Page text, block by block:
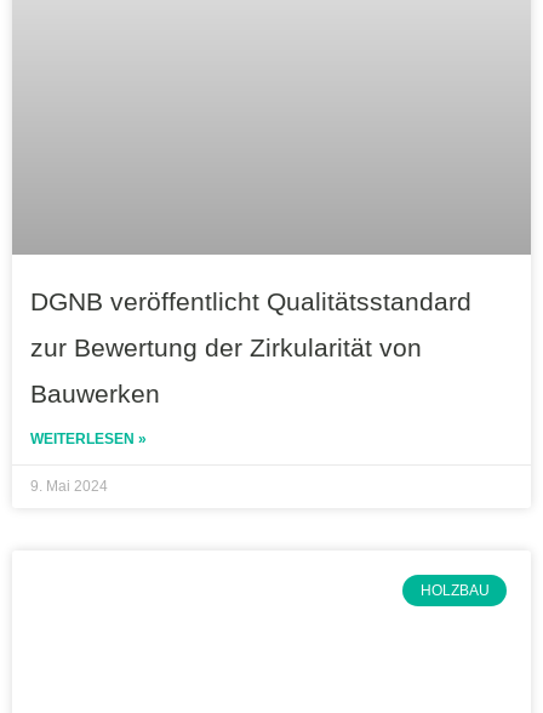
DGNB veröffentlicht Qualitätsstandard
zur Bewertung der Zirkularität von
Bauwerken
WEITERLESEN »
9. Mai 2024
HOLZBAU